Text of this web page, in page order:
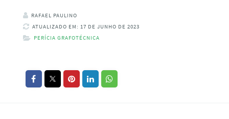
RAFAEL PAULINO
ATUALIZADO EM: 17 DE JUNHO DE 2023
PERÍCIA GRAFOTÉCNICA